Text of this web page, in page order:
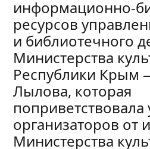
информационно-
ресурсов
и библиотечного
Министерства
Республики
Лылова, которая
поприветствовала
организаторов от
Министерства